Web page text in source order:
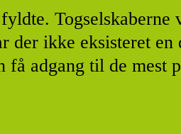
Togselskaberne
ikke eksisteret en
adgang til de mest